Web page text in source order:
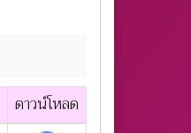
ดาวน์โหลด